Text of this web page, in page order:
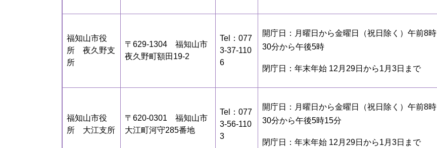
福知山市役
所 夜久野支
所
〒629-1304 福知山市
夜久野町額田19-2
Tel：077
3-37-110
6
開庁日：月曜日から金曜日（祝日除く）午前8時
30分から午後5時
閉庁日：年末年始 12月29日から1月3日まで
福知山市役
所 大江支所
〒620-0301 福知山市
大江町河守285番地
Tel：077
3-56-110
3
開庁日：月曜日から金曜日（祝日除く）午前8時
30分から午後5時15分
閉庁日：年末年始 12月29日から1月3日まで